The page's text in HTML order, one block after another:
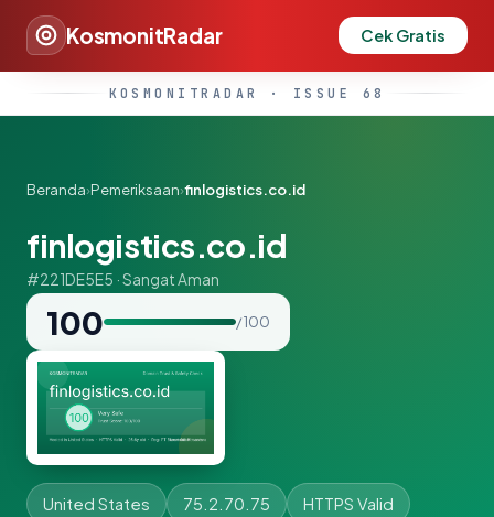
KosmonitRadar Cek Gratis
KOSMONITRADAR · ISSUE 68
Beranda›Pemeriksaan›finlogistics.co.id
finlogistics.co.id
#221DE5E5 · Sangat Aman
100 / 100
United States 75.2.70.75 HTTPS Valid